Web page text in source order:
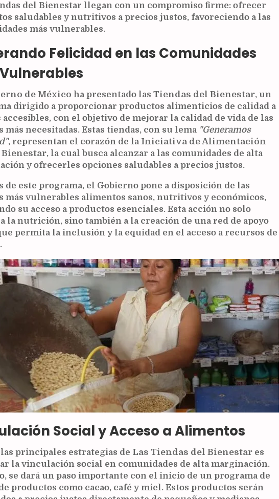
del Bienestar llegan con un compromiso firme: ofrecer
saludables y nutritivos a precios justos, favoreciendo a las
más vulnerables.
Felicidad en las Comunidades
de México ha presentado lasTiendas del Bienestar, un
dirigido a proporcionar productos alimenticios de calidad a
accesibles, con el objetivo de mejorar la calidad de vida de las
más necesitadas. Estas tiendas, con su lema "Generamos
, representan el corazón de la Iniciativa de Alimentación
Bienestar, la cual busca alcanzar a las comunidades de alta
y ofrecerles opciones saludables a precios justos.
de este programa, el Gobierno pone a disposición de las
más vulnerables alimentos sanos, nutritivos y económicos,
su acceso a productos esenciales. Esta acción no solo
la nutrición, sino también a la creación de una red de apoyo
permita la inclusión y la equidad en el acceso a recursos de
Social y Acceso a Alimentos
las principales estrategias de Las Tiendas del Bienestar es
la vinculación social en comunidades de alta marginación.
se dará un paso importante con el inicio de un programa de
productos como cacao, café y miel. Estos productos serán